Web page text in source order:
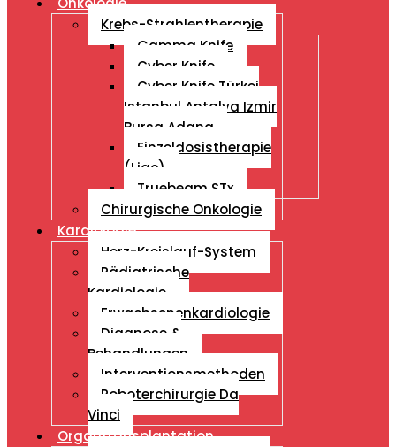
Krebs-Strahlentherapie
Gamma Knife
Cyber Knife
Cyber ​​Knife Türkei
Istanbul Antalya Izmir
Bursa Adana
Einzeldosistherapie
(Liac)
Truebeam STx
Chirurgische Onkologie
Kardiologie
Herz-Kreislauf-System
Pädiatrische
Kardiologie
Erwachsenenkardiologie
Diagnose &
Behandlungen
Interventionsmethoden
Roboterchirurgie Da
Vinci
Organtransplantation